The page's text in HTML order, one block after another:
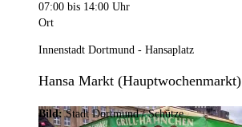
07:00 bis 14:00 Uhr
Ort
Innenstadt Dortmund - Hansaplatz
Hansa Markt (Hauptwochenmarkt)
Bild:Stadt Dortmund / Schütze